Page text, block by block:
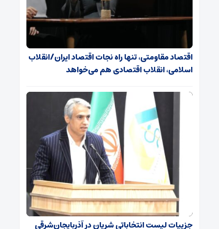
اقتصاد مقاومتی، تنها راه نجات اقتصاد ایران/انقلاب
اسلامی، انقلاب اقتصادی هم می‌خواهد
جزییات لیست انتخاباتی شریان در آذربایجان‌شرقی